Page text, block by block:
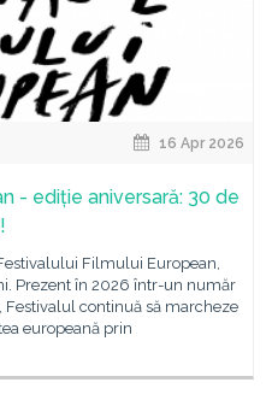
16 Apr 2026
- ediție aniversară: 30 de
Filmului European,
Prezent în 2026 într-un număr
Festivalul continuă să marcheze
europeană prin